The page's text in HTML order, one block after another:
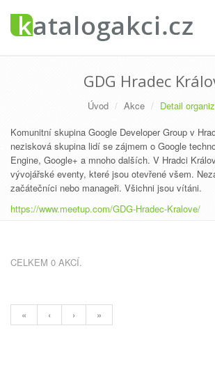
GDG Hradec
Úvod Akce
Detail
Komunitní skupina Google Developer Group v
nezisková skupina lidí se zájmem o Google
Engine, Google+ a mnoho dalších. V Hradci
vývojářské eventy, které jsou otevřené všem.
začátečníci nebo manageři. Všichni jsou vítáni.
https://www.meetup.com/GDG-Hradec-Kralove/
CELKEM 0 AKCÍ.
« ‹ › »